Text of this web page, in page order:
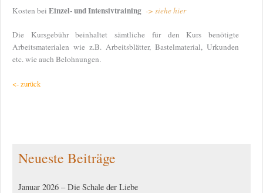
Kosten bei Einzel- und Intensivtraining -> siehe hier
Die Kursgebühr beinhaltet sämtliche für den Kurs benötigte
Arbeitsmaterialen wie z.B. Arbeitsblätter, Bastelmaterial, Urkunden
etc. wie auch Belohnungen.
<- zurück
Neueste Beiträge
Januar 2026 – Die Schale der Liebe